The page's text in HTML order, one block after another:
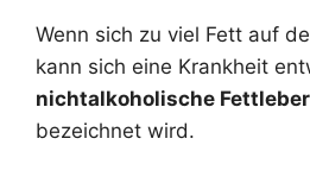
Wenn sich zu viel Fett auf
kann sich eine Krankheit
nichtalkoholische
bezeichnet wird.